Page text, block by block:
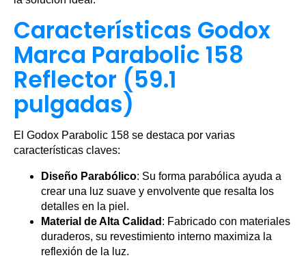
Características Godox
Marca Parabolic 158
Reflector (59.1
pulgadas)
El Godox Parabolic 158 se destaca por varias
características claves:
Diseño Parabólico: Su forma parabólica ayuda a
crear una luz suave y envolvente que resalta los
detalles en la piel.
Material de Alta Calidad : Fabricado con materiales
duraderos, su revestimiento interno maximiza la
reflexión de la luz.